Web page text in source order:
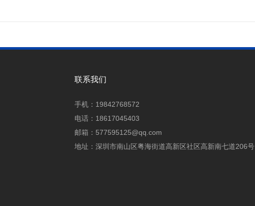
联系我们
手机：19842768572
电话：18617045403
邮箱：577595125@qq.com
地址：深圳市南山区粤海街道高新区社区高新南七道206号